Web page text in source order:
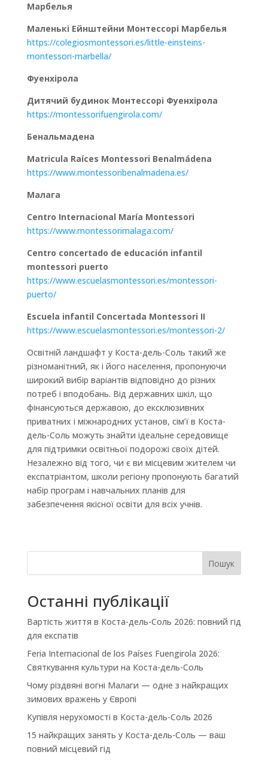
Марбелья
Маленькі Ейнштейни Монтессорі Марбелья
https://colegiosmontessori.es/little-einsteins-
montessori-marbella/
Фуенхірола
Дитячий будинок Монтессорі Фуенхірола
https://montessorifuengirola.com/
Бенальмадена
Matricula Raíces Montessori Benalmádena
https://www.montessoribenalmadena.es/
Малага
Centro Internacional María Montessori
https://www.montessorimalaga.com/
Centro concertado de educación infantil
montessori puerto
https://www.escuelasmontessori.es/montessori-
puerto/
Escuela infantil Concertada Montessori II
https://www.escuelasmontessori.es/montessori-2/
Освітній ландшафт у Коста-дель-Соль такий же
різноманітний, як і його населення, пропонуючи
широкий вибір варіантів відповідно до різних
потреб і вподобань. Від державних шкіл, що
фінансуються державою, до ексклюзивних
приватних і міжнародних установ, сім’ї в Коста-
дель-Соль можуть знайти ідеальне середовище
для підтримки освітньої подорожі своїх дітей.
Незалежно від того, чи є ви місцевим жителем чи
експатріантом, школи регіону пропонують багатий
набір програм і навчальних планів для
забезпечення якісної освіти для всіх учнів.
Пошук
Останні публікації
Вартість життя в Коста-дель-Соль 2026: повний гід
для експатів
Feria Internacional de los Países Fuengirola 2026:
Святкування культури на Коста-дель-Соль
Чому різдвяні вогні Малаги — одне з найкращих
зимових вражень у Європі
Купівля нерухомості в Коста-дель-Соль 2026
15 найкращих занять у Коста-дель-Соль — ваш
повний місцевий гід